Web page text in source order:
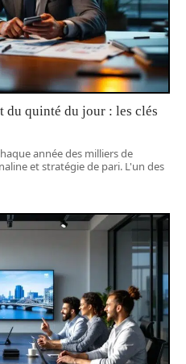
du quinté du jour : les clés
année des milliers de
et stratégie de pari. L'un des